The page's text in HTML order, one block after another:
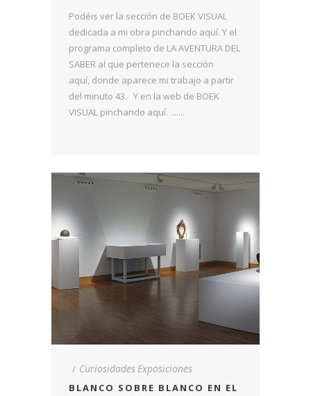
Podéis ver la sección de BOEK VISUAL
dedicada a mi obra pinchando aquí. Y el
programa completo de LA AVENTURA DEL
SABER al que pertenece la sección
aquí, donde aparece mi trabajo a partir
del minuto 43. Y en la web de BOEK
VISUAL pinchando aquí. ......
Curiosidades Exposiciones
BLANCO SOBRE BLANCO EN EL